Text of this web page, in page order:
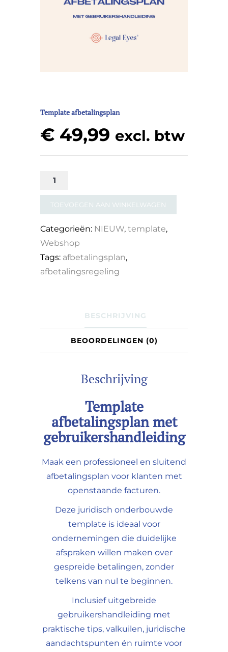
Template afbetalingsplan
€ 49,99 excl. btw
Template
aantal
TOEVOEGEN AAN WINKELWAGEN
Categorieën: NIEUW, template,
Webshop
Tags: afbetalingsplan,
afbetalingsregeling
BESCHRIJVING
BEOORDELINGEN (0)
Beschrijving
Template
afbetalingsplanmet
gebruikershandleiding
Maak een professioneel en sluitend
afbetalingsplan voor klanten met
openstaande facturen.
Deze juridisch onderbouwde
template is ideaal voor
ondernemingen die duidelijke
afspraken willen maken over
gespreide betalingen, zonder
telkens van nul te beginnen.
Inclusief uitgebreide
gebruikershandleiding met
praktische tips, valkuilen, juridische
aandachtspunten én ruimte voor